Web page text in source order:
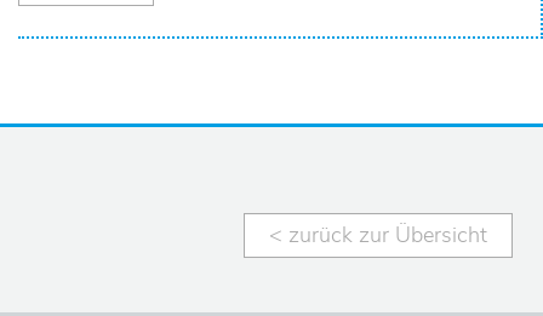
< zurück zur Übersicht